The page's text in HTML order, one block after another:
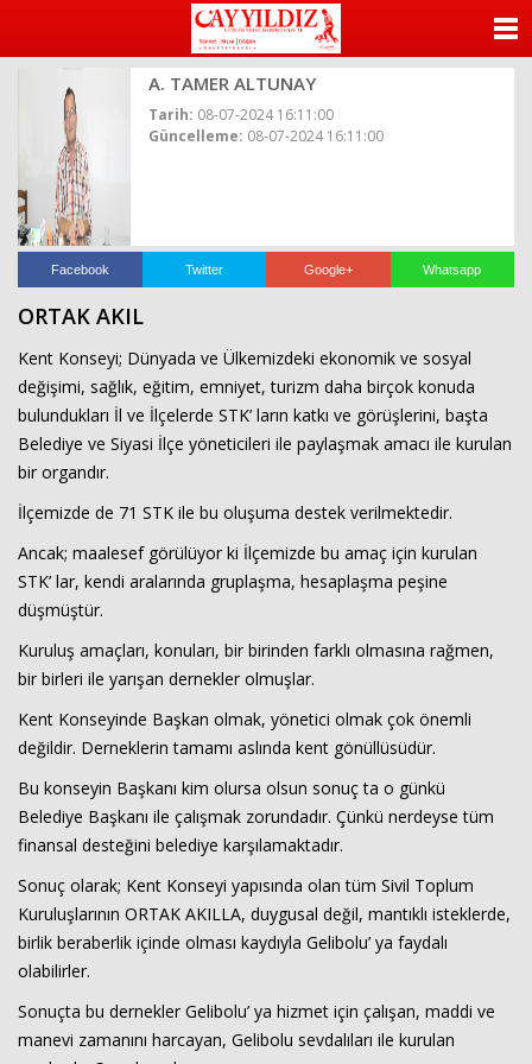
A. TAMER ALTUNAY
Tarih: 08-07-2024 16:11:00
Güncelleme: 08-07-2024 16:11:00
Facebook Twitter Google+ Whatsapp
ORTAK AKIL
Kent Konseyi; Dünyada ve Ülkemizdeki ekonomik ve sosyal
değişimi, sağlık, eğitim, emniyet, turizm daha birçok konuda
bulundukları İl ve İlçelerde STK’ ların katkı ve görüşlerini, başta
Belediye ve Siyasi İlçe yöneticileri ile paylaşmak amacı ile kurulan
bir organdır.
İlçemizde de 71 STK ile bu oluşuma destek verilmektedir.
Ancak; maalesef görülüyor ki İlçemizde bu amaç için kurulan
STK’ lar, kendi aralarında gruplaşma, hesaplaşma peşine
düşmüştür.
Kuruluş amaçları, konuları, bir birinden farklı olmasına rağmen,
bir birleri ile yarışan dernekler olmuşlar.
Kent Konseyinde Başkan olmak, yönetici olmak çok önemli
değildir. Derneklerin tamamı aslında kent gönüllüsüdür.
Bu konseyin Başkanı kim olursa olsun sonuç ta o günkü
Belediye Başkanı ile çalışmak zorundadır. Çünkü nerdeyse tüm
finansal desteğini belediye karşılamaktadır.
Sonuç olarak; Kent Konseyi yapısında olan tüm Sivil Toplum
Kuruluşlarının ORTAK AKILLA, duygusal değil, mantıklı isteklerde,
birlik beraberlik içinde olması kaydıyla Gelibolu’ ya faydalı
olabilirler.
Sonuçta bu dernekler Gelibolu’ ya hizmet için çalışan, maddi ve
manevi zamanını harcayan, Gelibolu sevdalıları ile kurulan
YAZARLAR
İLETİŞİM